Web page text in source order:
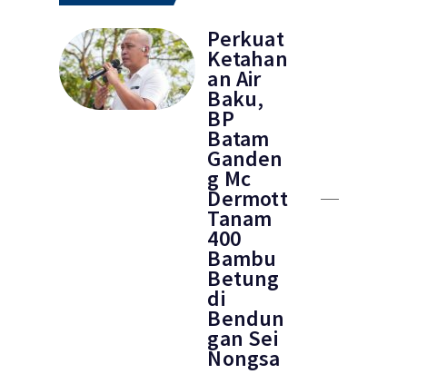
Perkuat
Ketahan
an Air
Baku,
BP
Batam
Ganden
g Mc
Dermott
Tanam
400
Bambu
Betung
di
Bendun
gan Sei
Nongsa